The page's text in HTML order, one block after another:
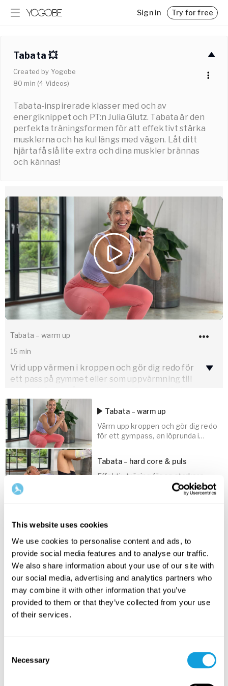
This website uses cookies
We use cookies to personalise content and ads, to
provide social media features and to analyse our traffic.
We also share information about your use of our site with
our social media, advertising and analytics partners who
may combine it with other information that you’ve
provided to them or that they’ve collected from your use
of their services.
Selection
Necessary
Get inspired and achieve your goals with step-by-step
Challenges
Kickstart your new routine
Insights, tips, and interesting reads
Memberships for Yogobe Play
Team Yogobe
Get to know our experts
Business
Support for employers and organizations
For Employers
For Yoga Teachers
Sign in Try for free
Tabata 💥
Created by Yogobe
80 min (4 Videos)
Tabata-inspirerade klasser med och av
energiknippet och PT:n Julia Glutz. Tabata är den
perfekta träningsformen för att effektivt stärka
musklerna och ha kul längs med vägen. Låt ditt
hjärta få slå lite extra och dina muskler brännas
och kännas!
Tabata – warm up
15 min
Vrid upp värmen i kroppen och gör dig redo för
ett pass på gymmet eller som uppvärmning till
köra passet som en rörelsepaus när du har lite
kortare om tid?
Passet innehåller en härlig mix av rörlighet,
balans och kondition, och är uppbyggt på 3 block
med 3-4 övningar i varje block. Varje block
upprepas två gånger innan nästa börjar. Nu kör vi
Instruktionerna är enkla, korta och beskrivs på
engelska.
Tabata – warm up
Värm upp kroppen och gör dig redo
för ett gympass, en löprunda i
15min
Tabata – hard core & puls
Effektiv träning för en starkare
core och för bättre flås.
20min
Känn eldig styrka i ben och rumpa
kondition.
Tabata – full body workout
Stark, svettigt och pulsigt. Ge
kroppen helkroppskärlek!